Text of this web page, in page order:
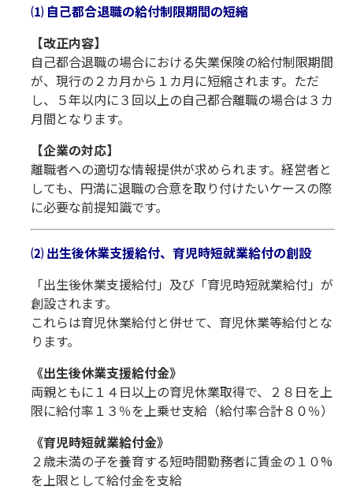
⑴ 自己都合退職の給付制限期間の短縮
【改正内容】
自己都合退職の場合における失業保険の給付制限期間
が、現行の２カ月から１カ月に短縮されます。ただ
し、５年以内に３回以上の自己都合離職の場合は３カ
月間となります。
【企業の対応】
離職者への適切な情報提供が求められます。経営者と
しても、円満に退職の合意を取り付けたいケースの際
に必要な前提知識です。
⑵ 出生後休業支援給付、育児時短就業給付の創設
「出生後休業支援給付」及び「育児時短就業給付」が
創設されます。
これらは育児休業給付と併せて、育児休業等給付とな
ります。
《出生後休業支援給付金》
両親ともに１４日以上の育児休業取得で、２８日を上
限に給付率１３％を上乗せ支給（給付率合計８０％）
《育児時短就業給付金》
２歳未満の子を養育する短時間勤務者に賃金の１０%
を上限として給付金を支給